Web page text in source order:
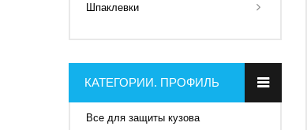
Шпаклевки
КАТЕГОРИИ. ПРОФИЛЬ
Все для защиты кузова